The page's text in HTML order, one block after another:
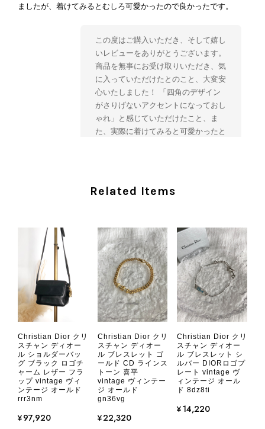
ましたが、着けてみるとむしろ可愛かったので良かったです。
この度はご購入いただき、そして嬉し
いレビューをありがとうございます。
商品を無事にお受け取りいただき、気
に入っていただけたとのこと、大変安
心いたしました！ 「四角のデザイン
がさりげないアクセントになっておし
ゃれ」と感じていただけたこと、ま
た、実際に着けてみると可愛かったと
ご愛用いただけましたら幸いです。
談ください。 またご縁がございまし
たら、ぜひよろしくお願いいたしま
す。 VintageShop solo
2026/08/05
とても気に入りました、目立たないシャネルのロゴがとてもいい
です
この度はご購入いただき、そして素敵
Related Items
Christian Dior クリ
スチャン ディオー
ル ショルダーバッ
グ ブラック ロゴチ
ャーム レザー フラ
ップ vintage ヴィ
ンテージ オールド
rrr3nm
¥97,920
Christian Dior クリ
スチャン ディオー
ル ブレスレット ゴ
ールド CD ラインス
トーン 喜平
vintage ヴィンテー
ジ オールド
gn36vg
¥22,320
Christian Dior クリ
スチャン ディオー
ル ブレスレット シ
ルバー DIORロゴプ
レート vintage ヴ
ィンテージ オール
ド 8dz8ti
¥14,220